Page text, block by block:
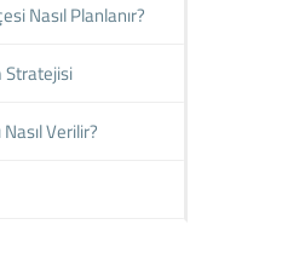
Nasıl Planlanır?
Stratejisi
Verilir?